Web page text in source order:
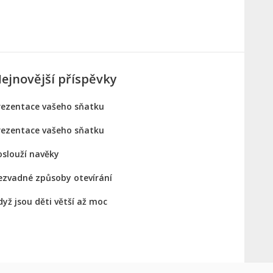
příspěvky
vašeho sňatku
vašeho sňatku
navěky
způsoby otevírání
jsou děti větší až moc